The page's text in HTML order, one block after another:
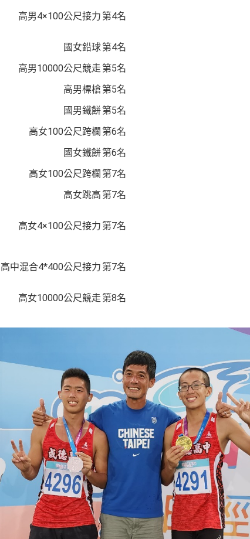
高男4×100公尺接力 第4名
國女鉛球第4名
高男10000公尺競走 第5名
高男標槍 第5名
國男鐵餅第5名
高女100公尺跨欄 第6名
國女鐵餅第6名
高女100公尺跨欄 第7名
高女跳高 第7名
高女4×100公尺接力 第7名
高中混合4*400公尺接力 第7名
高女10000公尺競走 第8名